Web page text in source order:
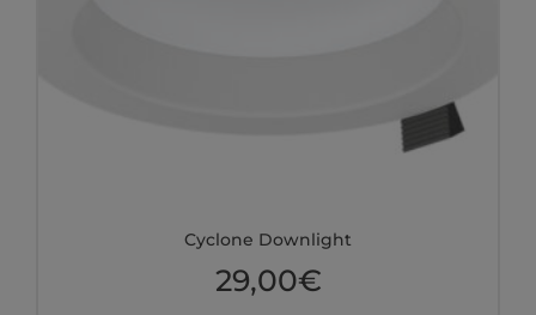
Cyclone Downlight
29,00€